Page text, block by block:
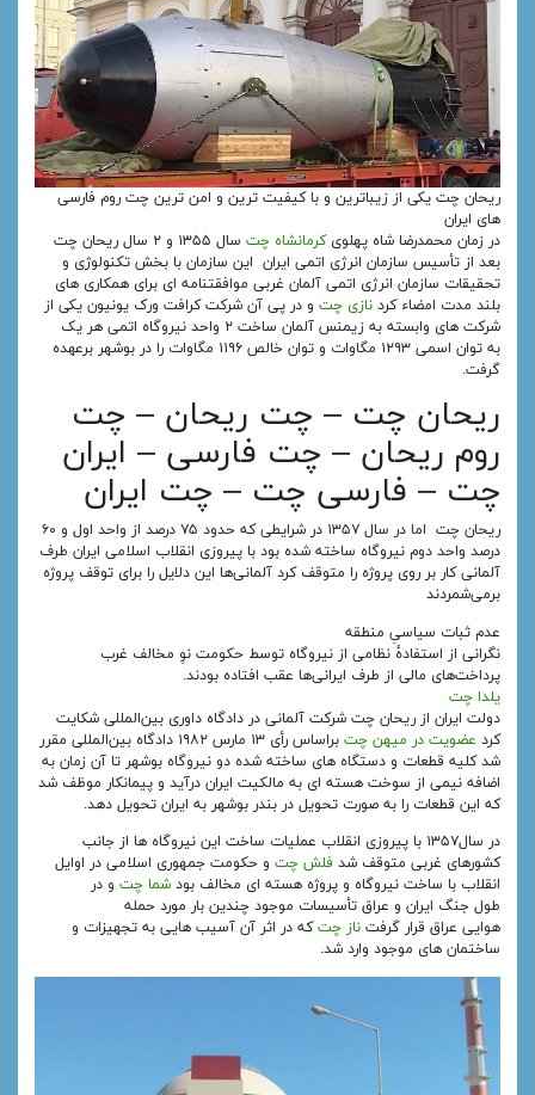
ریحان چت یکی از زیباترین و با کیفیت ترین و امن ترین چت روم فارسی
های ایران
در زمان محمدرضا شاه پهلویکرمانشاه چت
سال ۱۳۵۵ و ۲ سال ریحان چت
بعد از تأسیس سازمان انرژی اتمی ایران این سازمان با بخش تکنولوژی و
تحقیقات سازمان انرژی اتمی آلمان غربی موافقتنامه‌ ای برای همکاری‌ های
بلند مدت امضاء کردنازی چتو در پی آن شرکت کرافت ورک یونیون یکی از
شرکت‌ های وابسته به زیمنس آلمان ساخت ۲ واحد نیروگاه اتمی هر یک
به توان اسمی ۱۲۹۳ مگاوات و توان خالص ۱۱۹۶ مگاوات را در بوشهر برعهده
گرفت.
ریحان چت – چت ریحان – چت
روم ریحان – چت فارسی – ایران
چت – فارسی چت – چت ایران
ریحان چت اما در سال ۱۳۵۷ در شرایطی که حدود ۷۵ درصد از واحد اول و ۶۰
درصد واحد دوم نیروگاه ساخته شده بود با پیروزی انقلاب اسلامی ایران طرف
آلمانی کار بر روی پروژه را متوقف کرد آلمانی‌ها این دلایل را برای توقف پروژه
برمی‌شمردند
عدم ثبات سیاسیِ منطقه
نگرانی از استفادهٔ نظامی از نیروگاه توسط حکومت نوِ مخالف غرب
پرداخت‌های مالی از طرف ایرانی‌ها عقب افتاده بودند.
یلدا چت
دولت ایران از ریحان چت شرکت آلمانی در دادگاه داوری بین‌المللی شکایت
کرد عضویت در میهن چت
براساس رأی ۱۳ مارس ۱۹۸۲ دادگاه بین‌المللی مقرر
شد کلیه قطعات و دستگاه‌ های ساخته شده دو نیروگاه بوشهر تا آن زمان به
اضافه نیمی از سوخت هسته‌ ای به مالکیت ایران درآید و پیمانکار موظف شد
که این قطعات را به صورت تحویل در بندر بوشهر به ایران تحویل دهد.
در سال۱۳۵۷ با پیروزی انقلاب عملیات ساخت این نیروگاه‌ ها از جانب
کشورهای غربی متوقف شد فلش چتو حکومت جمهوری اسلامی در اوایل
انقلاب با ساخت نیروگاه و پروژه هسته‌ ای مخالف بود شما چتو در
طول جنگ ایران و عراق تأسیسات موجود چندین بار مورد حمله
هوایی عراق قرار گرفت ناز چتکه در اثر آن آسیب‌ هایی به تجهیزات و
ساختمان‌ های موجود وارد شد.